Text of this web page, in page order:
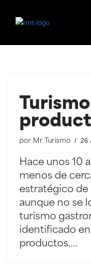
Saltar
por Mr Turismo 26
Hace unos 10
menos de
estratégico de
aunque no se
turismo
identificado
productos.…